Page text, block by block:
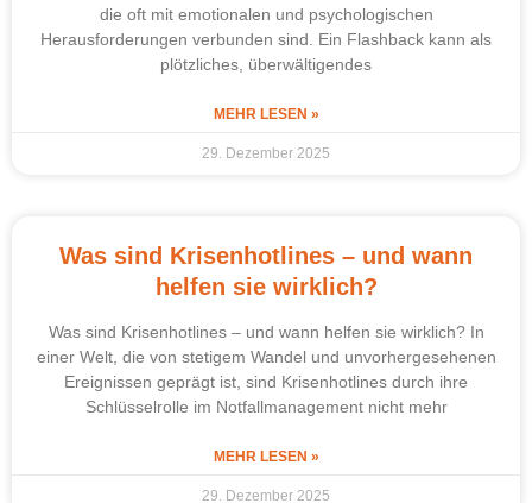
die oft mit emotionalen und psychologischen
Herausforderungen verbunden sind. Ein Flashback kann als
plötzliches, überwältigendes
MEHR LESEN »
29. Dezember 2025
Was sind Krisenhotlines – und wann
helfen sie wirklich?
Was sind Krisenhotlines – und wann helfen sie wirklich? In
einer Welt, die von stetigem Wandel und unvorhergesehenen
Ereignissen geprägt ist, sind Krisenhotlines durch ihre
Schlüsselrolle im Notfallmanagement nicht mehr
MEHR LESEN »
29. Dezember 2025